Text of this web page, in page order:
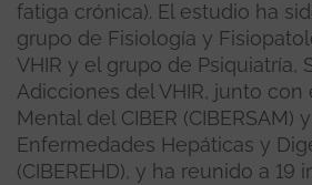
fatiga crónica). El estudio ha
grupo de Fisiología y
VHIR y el grupo de Psiquiatría,
Adicciones del VHIR, junto con
Mental del CIBER (CIBERSAM)
Enfermedades Hepáticas y
(CIBEREHD), y ha reunido a 19